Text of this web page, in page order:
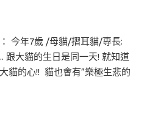
年7歲 /母貓/摺耳貓/專長:
跟大貓的生日是同一天! 就知道
貓的心!! 貓也會有”樂極生悲的